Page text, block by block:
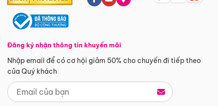
Đăng ký nhận thông tin khuyến mãi
Nhập email để có cơ hội giảm 50% cho chuyến đi tiếp theo
của Quý khách